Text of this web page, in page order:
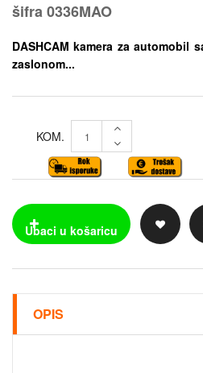
šifra0336MAO
DASHCAM kamera za automobil
zaslonom...
KOM.
OPIS